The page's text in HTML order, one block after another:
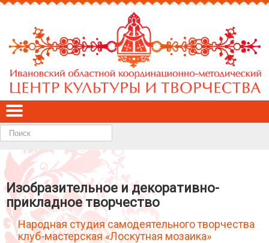
Найти
Изобразительное и декоративно-
прикладное творчество
Народная студия самодеятельного творчества
клуб-мастерская «Лоскутная мозаика»